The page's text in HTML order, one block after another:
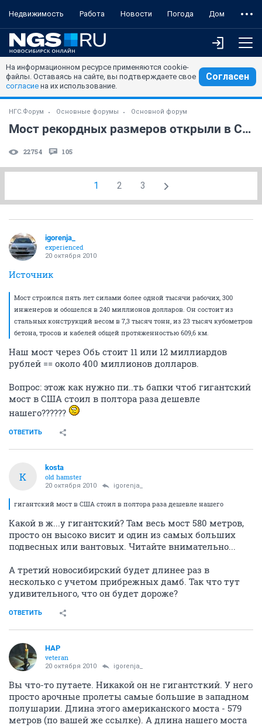
Недвижимость Работа Новости Погода Дом
На информационном ресурсе применяются cookie-
файлы. Оставаясь на сайте, вы подтверждаете свое
согласие на их использование.
Согласен
НГС.Форум Основные форумы Основной форум
Мост рекордных размеров открыли в США
22754 105
1 2 3
igorenja_
experienced
20 октября 2010
Источник
Мост строился пять лет силами более одной тысячи рабочих, 300
инженеров и обошелся в 240 миллионов долларов. Он состоит из
стальных конструкций весом в 7,3 тысяч тонн, из 23 тысяч кубометров
бетона, тросов и кабелей общей протяженностью 609,6 км.
Наш мост через Обь стоит 11 или 12 миллиардов
рублей == около 400 миллионов долларов.
Вопрос: этож как нужно пи..ть бапки чтоб гигантский
мост в США стоил в полтора раза дешевле
нашего??????
ОТВЕТИТЬ
K
kosta
old hamster
20 октября 2010 igorenja_
гигантский мост в США стоил в полтора раза дешевле нашего
Какой в ж...у гигантский? Там весь мост 580 метров,
просто он высоко висит и один из самых больших
подвесных или вантовых. Читайте внимательно...
А третий новосибирский будет длинее раз в
несколько с учетом прибрежных дамб. Так что тут
удивительного, что он будет дороже?
ОТВЕТИТЬ
НАР
veteran
20 октября 2010 igorenja_
Вы что-то путаете. Никакой он не гигантсткий. У него
просто арочные пролеты самые большие в западном
полушарии. Длина этого американского моста - 579
метров (по вашей же ссылке). А длина нашего моста